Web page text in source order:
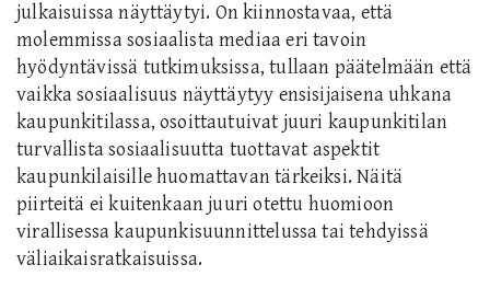
julkaisuissa näyttäytyi. Onkiinnostavaa, että
molemmissa sosiaalista mediaa eri tavoin
hyödyntävissä tutkimuksissa, tullaan päätelmään että
vaikka sosiaalisuus näyttäytyy ensisijaisena uhkana
kaupunkitilassa, osoittautuivat juuri kaupunkitilan
turvallista sosiaalisuutta tuottavat aspektit
kaupunkilaisille huomattavan tärkeiksi. Näitä
piirteitä ei kuitenkaan juuri otettu huomioon
virallisessa kaupunkisuunnittelussa tai tehdyissä
väliaikaisratkaisuissa.